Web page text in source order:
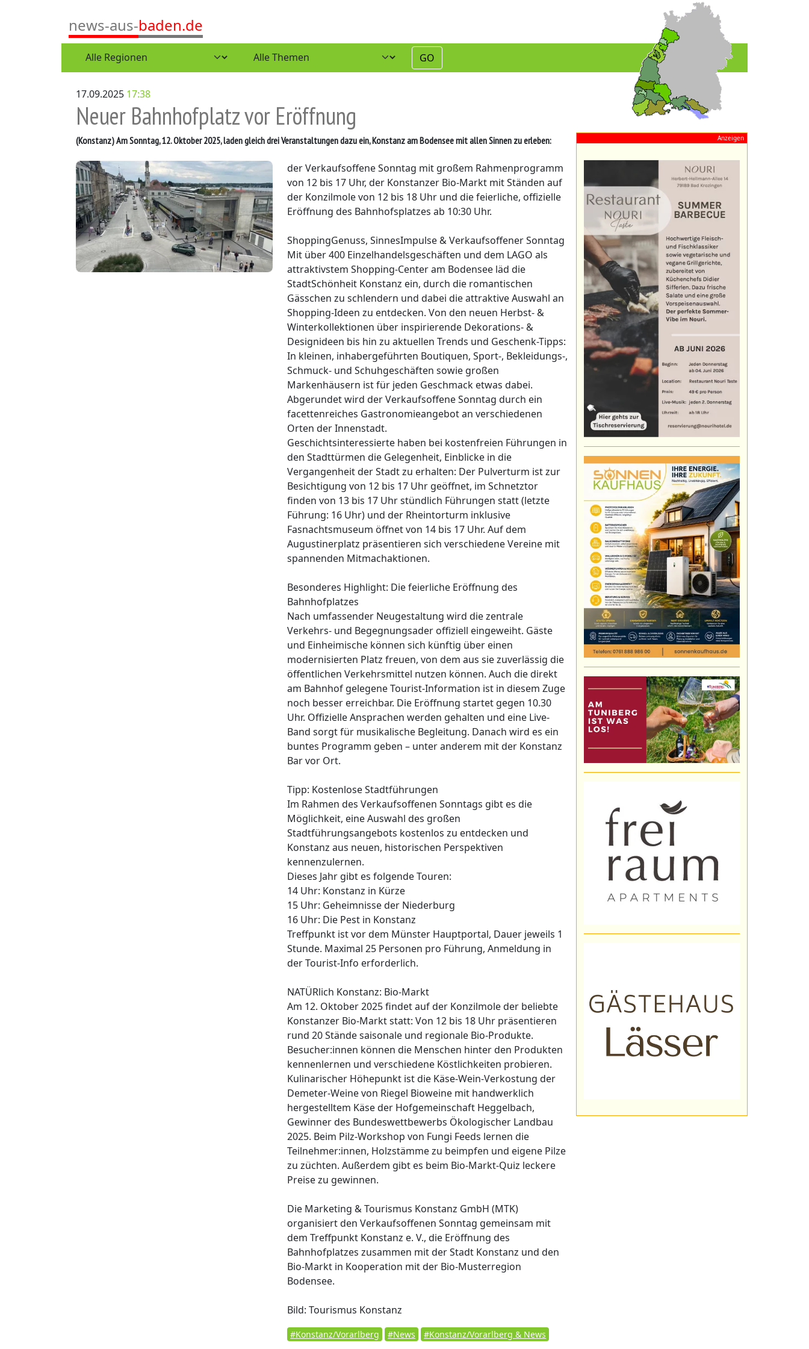
news-aus-baden.de
GO
17.09.2025 17:38
Neuer Bahnhofplatz vor Eröffnung
(Konstanz)Am Sonntag, 12. Oktober 2025, laden gleich drei Veranstaltungen dazu ein, Konstanz am Bodensee mit allen Sinnen zu erleben:
der Verkaufsoffene Sonntag mit großem Rahmenprogramm
von 12 bis 17 Uhr, der Konstanzer Bio-Markt mit Ständen auf
der Konzilmole von 12 bis 18 Uhr und die feierliche, offizielle
Eröffnung des Bahnhofsplatzes ab 10:30 Uhr.
ShoppingGenuss, SinnesImpulse & Verkaufsoffener Sonntag
Mit über 400 Einzelhandelsgeschäften und dem LAGO als
attraktivstem Shopping-Center am Bodensee läd die
StadtSchönheit Konstanz ein, durch die romantischen
Gässchen zu schlendern und dabei die attraktive Auswahl an
Shopping-Ideen zu entdecken. Von den neuen Herbst- &
Winterkollektionen über inspirierende Dekorations- &
Designideen bis hin zu aktuellen Trends und Geschenk-Tipps:
In kleinen, inhabergeführten Boutiquen, Sport-, Bekleidungs-,
Schmuck- und Schuhgeschäften sowie großen
Markenhäusern ist für jeden Geschmack etwas dabei.
Abgerundet wird der Verkaufsoffene Sonntag durch ein
facettenreiches Gastronomieangebot an verschiedenen
Orten der Innenstadt.
Geschichtsinteressierte haben bei kostenfreien Führungen in
den Stadttürmen die Gelegenheit, Einblicke in die
Vergangenheit der Stadt zu erhalten: Der Pulverturm ist zur
Besichtigung von 12 bis 17 Uhr geöffnet, im Schnetztor
finden von 13 bis 17 Uhr stündlich Führungen statt (letzte
Führung: 16 Uhr) und der Rheintorturm inklusive
Fasnachtsmuseum öffnet von 14 bis 17 Uhr. Auf dem
Augustinerplatz präsentieren sich verschiedene Vereine mit
spannenden Mitmachaktionen.
Besonderes Highlight: Die feierliche Eröffnung des
Bahnhofplatzes
Nach umfassender Neugestaltung wird die zentrale
Verkehrs- und Begegnungsader offiziell eingeweiht. Gäste
und Einheimische können sich künftig über einen
modernisierten Platz freuen, von dem aus sie zuverlässig die
öffentlichen Verkehrsmittel nutzen können. Auch die direkt
am Bahnhof gelegene Tourist-Information ist in diesem Zuge
noch besser erreichbar. Die Eröffnung startet gegen 10.30
Uhr. Offizielle Ansprachen werden gehalten und eine Live-
Band sorgt für musikalische Begleitung. Danach wird es ein
buntes Programm geben – unter anderem mit der Konstanz
Bar vor Ort.
Tipp: Kostenlose Stadtführungen
Im Rahmen des Verkaufsoffenen Sonntags gibt es die
Möglichkeit, eine Auswahl des großen
Stadtführungsangebots kostenlos zu entdecken und
Konstanz aus neuen, historischen Perspektiven
kennenzulernen.
Dieses Jahr gibt es folgende Touren:
14 Uhr: Konstanz in Kürze
15 Uhr: Geheimnisse der Niederburg
16 Uhr: Die Pest in Konstanz
Treffpunkt ist vor dem Münster Hauptportal, Dauer jeweils 1
Stunde. Maximal 25 Personen pro Führung, Anmeldung in
der Tourist-Info erforderlich.
NATÜRlich Konstanz: Bio-Markt
Am 12. Oktober 2025 findet auf der Konzilmole der beliebte
Konstanzer Bio-Markt statt: Von 12 bis 18 Uhr präsentieren
rund 20 Stände saisonale und regionale Bio-Produkte.
Besucher:innen können die Menschen hinter den Produkten
kennenlernen und verschiedene Köstlichkeiten probieren.
Kulinarischer Höhepunkt ist die Käse-Wein-Verkostung der
Demeter-Weine von Riegel Bioweine mit handwerklich
hergestelltem Käse der Hofgemeinschaft Heggelbach,
Gewinner des Bundeswettbewerbs Ökologischer Landbau
2025. Beim Pilz-Workshop von Fungi Feeds lernen die
Teilnehmer:innen, Holzstämme zu beimpfen und eigene Pilze
zu züchten. Außerdem gibt es beim Bio-Markt-Quiz leckere
Preise zu gewinnen.
Die Marketing & Tourismus Konstanz GmbH (MTK)
organisiert den Verkaufsoffenen Sonntag gemeinsam mit
dem Treffpunkt Konstanz e. V., die Eröffnung des
Bahnhofplatzes zusammen mit der Stadt Konstanz und den
Bio-Markt in Kooperation mit der Bio-Musterregion
Bodensee.
Bild: Tourismus Konstanz
#Konstanz/Vorarlberg #News #Konstanz/Vorarlberg & News
Anzeigen